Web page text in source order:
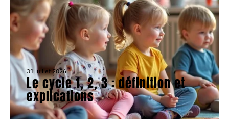
31 juillet 2026
Le cycle 1, 2, 3 : définition et
explications